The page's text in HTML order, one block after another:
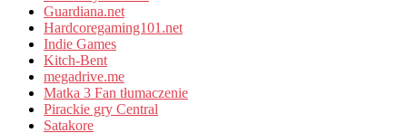
Guardiana.net
Hardcoregaming101.net
Indie Games
Kitch-Bent
megadrive.me
Matka 3 Fan tłumaczenie
Pirackie gry Central
Satakore